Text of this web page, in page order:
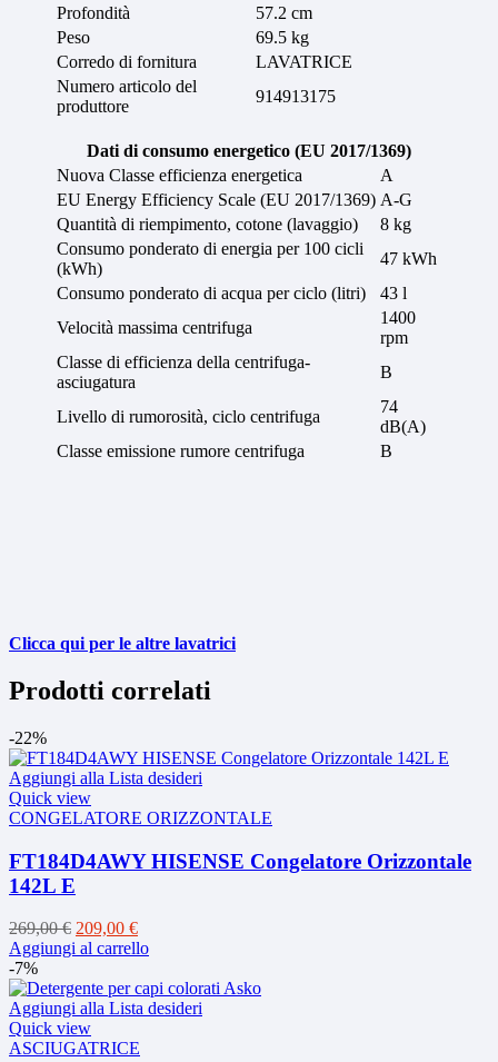
Profondità
57.2 cm
Peso
69.5 kg
Corredo di fornitura
LAVATRICE
Numero articolo del
produttore
914913175
Dati di consumo energetico (EU 2017/1369)
Nuova Classe efficienza energetica
A
EU Energy Efficiency Scale (EU 2017/1369) A-G
Quantità di riempimento, cotone (lavaggio)
8 kg
Consumo ponderato di energia per 100 cicli
(kWh)
47 kWh
Consumo ponderato di acqua per ciclo (litri)
43 l
Velocità massima centrifuga
1400
rpm
Classe di efficienza della centrifuga-
asciugatura
B
Livello di rumorosità, ciclo centrifuga
74
dB(A)
Classe emissione rumore centrifuga
B
Clicca qui per le altre lavatrici
Prodotti correlati
-22%
Aggiungi alla Lista desideri
Quick view
CONGELATORE ORIZZONTALE
FT184D4AWY HISENSE Congelatore Orizzontale
142L E
269,00€ Il
prezzo
era:
269,00 €.
209,00 €Il
prezzo
è:
209,00 €.
Aggiungi al carrello
-7%
Aggiungi alla Lista desideri
Quick view
ASCIUGATRICE